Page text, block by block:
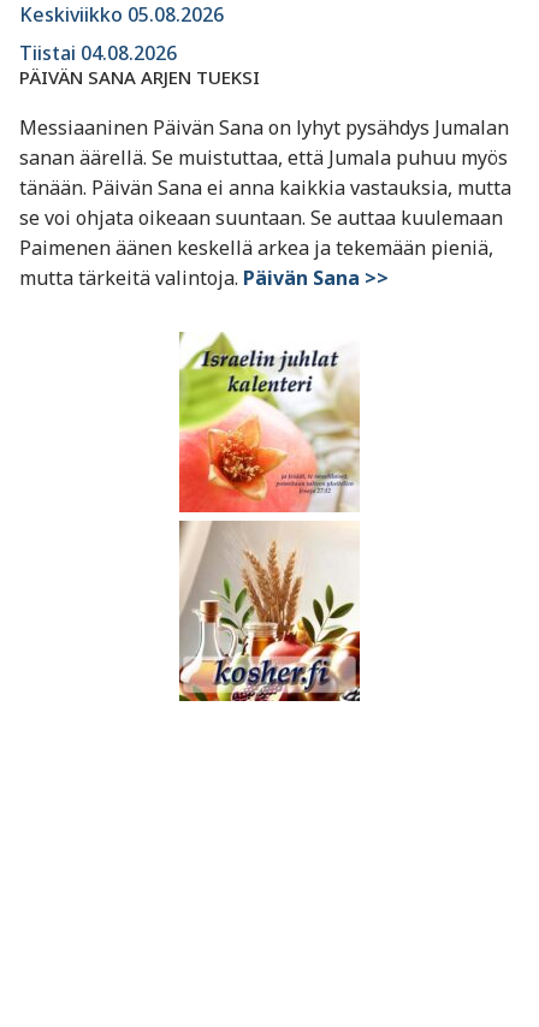
Keskiviikko 05.08.2026
Tiistai 04.08.2026
PÄIVÄN SANA ARJEN TUEKSI
Messiaaninen Päivän Sana on lyhyt pysähdys Jumalan
sanan äärellä. Se muistuttaa, että Jumala puhuu myös
tänään. Päivän Sana ei anna kaikkia vastauksia, mutta
se voi ohjata oikeaan suuntaan. Se auttaa kuulemaan
Paimenen äänen keskellä arkea ja tekemään pieniä,
mutta tärkeitä valintoja. Päivän Sana >>